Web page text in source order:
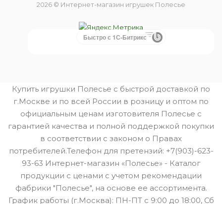
2026 © Интернет-магазин игрушек Полесье
Быстро с 1С-Битрикс
Купить игрушки Полесье с быстрой доставкой по
г.Москве и по всей России в розницу и оптом по
официальным ценам изготовителя Полесье с
гарантией качества и полной поддержкой покупки
в соответствии с законом о Правах
потребителей.Телефон для претензий: +7(903)-623-
93-63 Интернет-магазин «Полесье» - Каталог
продукции с ценами с учетом рекомендации
фабрики "Полесье", на основе ее ассортимента.
График работы (г.Москва): ПН-ПТ с 9:00 до 18:00, Сб